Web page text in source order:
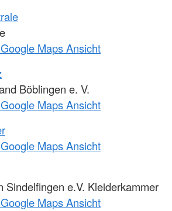
Maps Ansicht
Böblingen e. V.
Maps Ansicht
Maps Ansicht
Sindelfingen e.V. Kleiderkammer
Maps Ansicht